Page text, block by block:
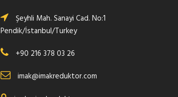
Şeyhli Mah. Sanayi Cad. No:1
Pendik/İstanbul/Turkey
+90 216 378 03 26
imak@imakreduktor.com